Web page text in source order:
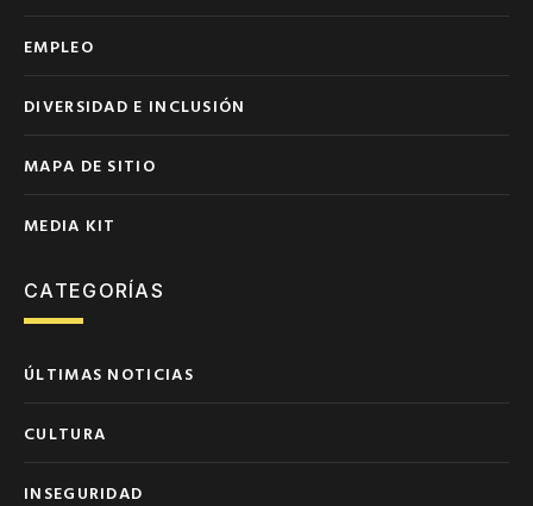
EMPLEO
DIVERSIDAD E INCLUSIÓN
MAPA DE SITIO
MEDIA KIT
CATEGORÍAS
ÚLTIMAS NOTICIAS
CULTURA
INSEGURIDAD